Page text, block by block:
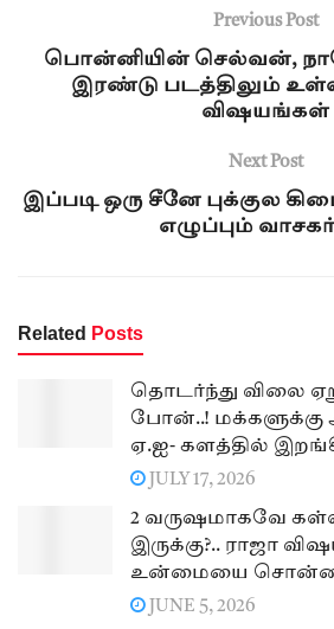
Previous Post
பொன்னியின் செல்வன்,
இரண்டு படத்திலும்
விஷயங்கள்
Next Post
இப்படி ஒரு சீனே புக்குல
எழுப்பும்
Related Posts
தொடர்ந்து விலை
போன்..! மக்களுக்கு
ஏ.ஐ- களத்தில்
JULY 17, 2026
2 வருஷமாகவே
இருக்கு?.. ராஜா
உன்மையை
JUNE 5, 2026